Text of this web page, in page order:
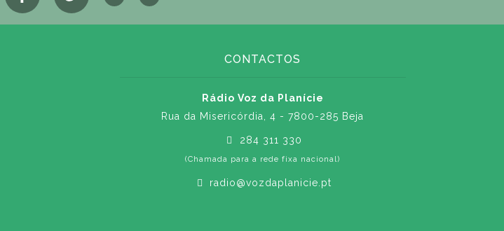
CONTACTOS
Rádio Voz da Planície
Rua da Misericórdia, 4 - 7800-285 Beja
284 311 330
(Chamada para a rede fixa nacional)
radio@vozdaplanicie.pt